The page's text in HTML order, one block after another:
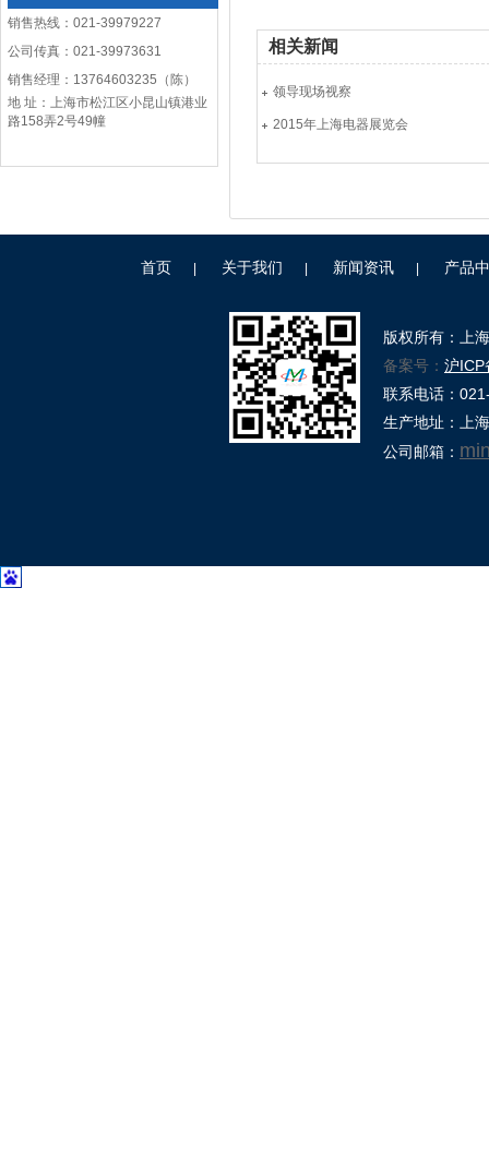
销售热线：021-39979227
公司传真：021-39973631
销售经理：13764603235（陈）
地 址：上海市松江区小昆山镇港业
路158弄2号49幢
相关新闻
领导现场视察
2015年上海电器展览会
首页 关于我们 新闻资讯 产品
版权所有：上
备案号： 沪
联系电话：
生产地址：上
公司邮箱：